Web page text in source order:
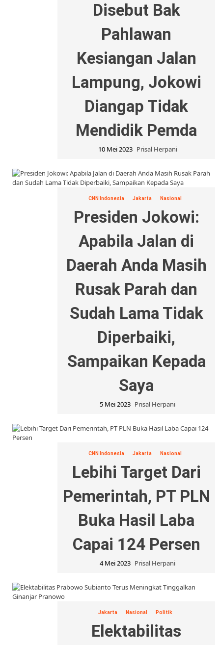
Disebut Bak
Pahlawan
Kesiangan Jalan
Lampung, Jokowi
Diangap Tidak
Mendidik Pemda
10 Mei 2023 Prisal Herpani
CNN Indonesia Jakarta Nasional
Presiden Jokowi:
Apabila Jalan di
Daerah Anda Masih
Rusak Parah dan
Sudah Lama Tidak
Diperbaiki,
Sampaikan Kepada
Saya
5 Mei 2023 Prisal Herpani
CNN Indonesia Jakarta Nasional
Lebihi Target Dari
Pemerintah, PT PLN
Buka Hasil Laba
Capai 124 Persen
4 Mei 2023 Prisal Herpani
Jakarta Nasional Politik
Elektabilitas